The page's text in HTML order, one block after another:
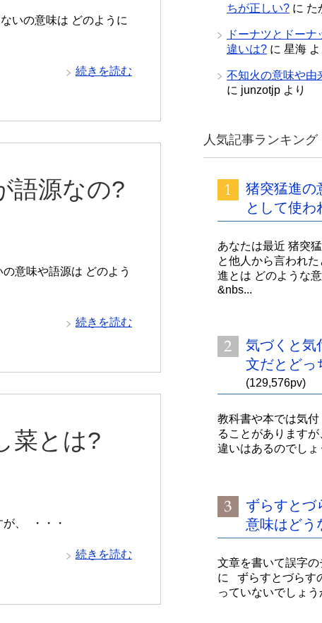
いの意味は どのように
続きを読む
語源なの?
意味や語源は どのよう
続きを読む
菜とは?
、 ・・・
続きを読む
ちが正しい? に た
ドーナツとドー
違いは? に 星海 よ
不知火の意味や由
に junzotjp より
人気記事ランキング
猪突猛進の
として使わ
あなたは最近 猪突
と他人から言われ
進とは どのような
&nbs...
気づくと気
文だとどっ
(129,576pv)
教科書や本では気
ることがあります
違いはあるのでし
ずらすとづ
意味はどう
文章を書いて誤字
に ずらすとづらす
っていないでしょ